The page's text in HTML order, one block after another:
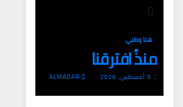
هنا وطني
منذُ افترقنا
5 أغسطس، 2026 ALMADAR